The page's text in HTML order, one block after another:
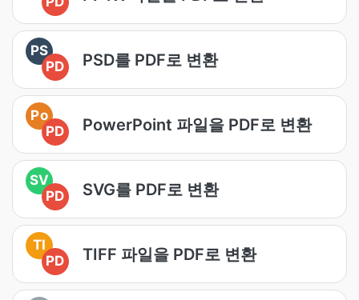
PS
PD
PSD를 PDF로 변환
Po
PD
PowerPoint 파일을 PDF로 변환
SV
PD
SVG를 PDF로 변환
TI
PD
TIFF 파일을 PDF로 변환